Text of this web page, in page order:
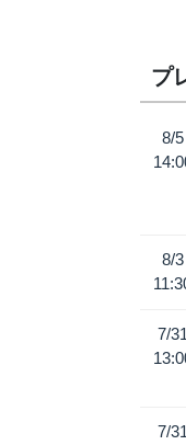
プ
8/5
8/3
7/31
7/31